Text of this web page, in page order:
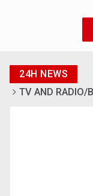
24H NEWS
TV AND RADIO/